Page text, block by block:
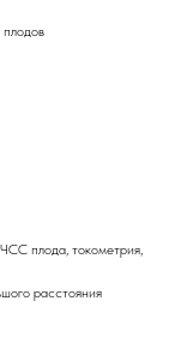
плода, токометрия,
расстояния